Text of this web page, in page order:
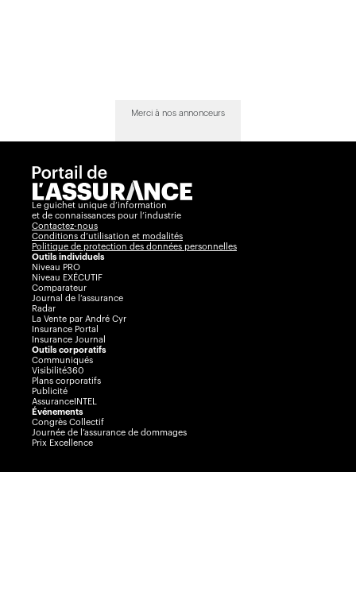
Merci à nos annonceurs
Le guichet unique d’information
et de connaissances pour l’industrie
Contactez-nous
Conditions d’utilisation et modalités
Politique de protection des données personnelles
Outils individuels
Niveau PRO
Niveau EXÉCUTIF
Comparateur
Journal de l’assurance
Radar
La Vente par André Cyr
Insurance Portal
Insurance Journal
Outils corporatifs
Communiqués
Visibilité360
Plans corporatifs
Publicité
AssuranceINTEL
Événements
Congrès Collectif
Journée de l’assurance de dommages
Prix Excellence